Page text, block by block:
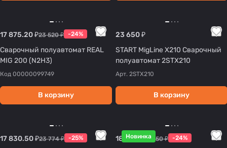
17 875.20 ₽23 520 ₽ -24%
Сварочный полуавтомат REAL
MIG 200 (N2H3)
Код 00000099749
В корзину
23 650 ₽
START MigLine X210 Сварочный
полуавтомат 2STX210
Арт. 2STX210
В корзину
17 830.50 ₽23 774 ₽ -25% Новинка
18 126 ₽23 850 ₽ -24%